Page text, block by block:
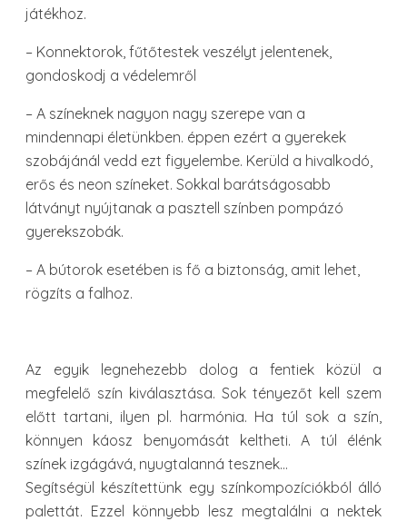
játékhoz.
– Konnektorok, fűtőtestek veszélyt jelentenek,
gondoskodj a védelemről
– A színeknek nagyon nagy szerepe van a
mindennapi életünkben. éppen ezért a gyerekek
szobájánál vedd ezt figyelembe. Kerüld a hivalkodó,
erős és neon színeket. Sokkal barátságosabb
látványt nyújtanak a pasztell színben pompázó
gyerekszobák.
– A bútorok esetében is fő a biztonság, amit lehet,
rögzíts a falhoz.
Az egyik legnehezebb dolog a fentiek közül a
megfelelő szín kiválasztása. Sok tényezőt kell szem
előtt tartani, ilyen pl. harmónia. Ha túl sok a szín,
könnyen káosz benyomását keltheti. A túl élénk
színek izgágává, nyugtalanná tesznek…
Segítségül készítettünk egy színkompozíciókból álló
palettát. Ezzel könnyebb lesz megtalálni a nektek